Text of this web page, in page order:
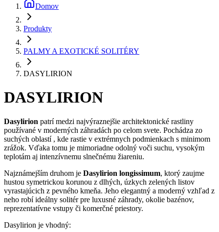
Domov
Produkty
PALMY A EXOTICKÉ SOLITÉRY
DASYLIRION
DASYLIRION
Dasylirion patrí medzi najvýraznejšie architektonické rastliny
používané v moderných záhradách po celom svete. Pochádza zo
suchých oblastí , kde rastie v extrémnych podmienkach s minimom
zrážok. Vďaka tomu je mimoriadne odolný voči suchu, vysokým
teplotám aj intenzívnemu slnečnému žiareniu.
Najznámejším druhom je Dasylirion longissimum, ktorý zaujme
hustou symetrickou korunou z dlhých, úzkych zelených listov
vyrastajúcich z pevného kmeňa. Jeho elegantný a moderný vzhľad z
neho robí ideálny solitér pre luxusné záhrady, okolie bazénov,
reprezentatívne vstupy či komerčné priestory.
Dasylirion je vhodný: